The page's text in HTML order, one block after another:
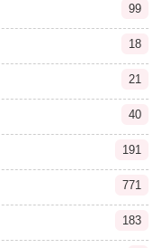
99
18
21
40
191
771
183